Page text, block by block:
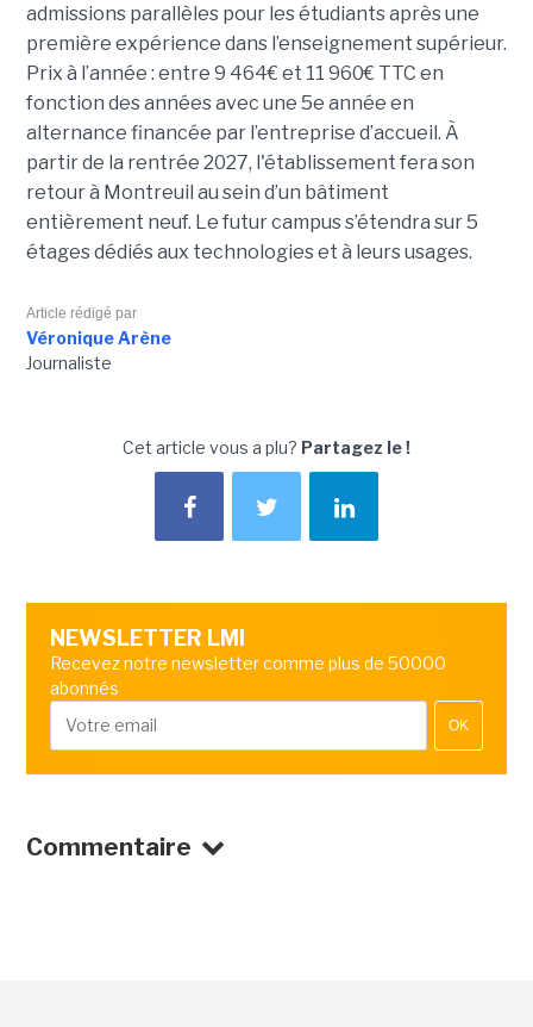
admissions parallèles pour les étudiants après une
première expérience dans l’enseignement supérieur.
Prix à l’année : entre 9 464€ et 11 960€ TTC en
fonction des années avec une 5e année en
alternance financée par l’entreprise d’accueil. À
partir de la rentrée 2027, l'établissement fera son
retour à Montreuil au sein d’un bâtiment
entièrement neuf. Le futur campus s’étendra sur 5
étages dédiés aux technologies et à leurs usages.
Article rédigé par
Véronique Arène
Journaliste
Cet article vous a plu? Partagez le !
NEWSLETTER LMI
Recevez notre newsletter comme plus de 50000
abonnés
OK
Commentaire